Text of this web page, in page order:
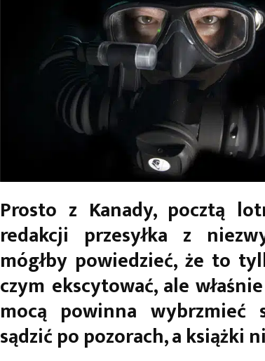
Prosto z Kanady, pocztą
redakcji przesyłka z
mógłby powiedzieć, że to
czym ekscytować, ale
mocą powinna wybrzmieć
sądzić po pozorach, a książki